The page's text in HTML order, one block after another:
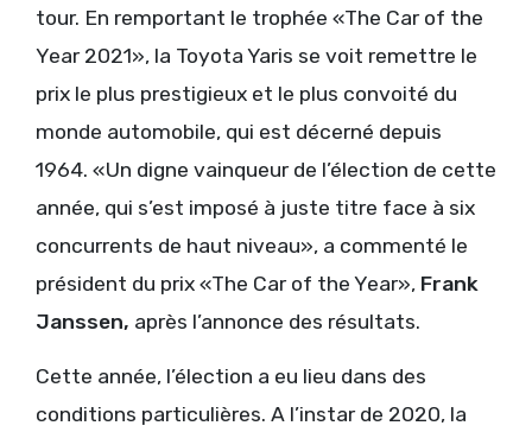
tour. En remportant le trophée «The Car of the
Year 2021», la Toyota Yaris se voit remettre le
prix le plus prestigieux et le plus convoité du
monde automobile, qui est décerné depuis
1964. «Un digne vainqueur de l’élection de cette
année, qui s’est imposé à juste titre face à six
concurrents de haut niveau», a commenté le
président du prix «The Car of the Year», Frank
Janssen, après l’annonce des résultats.
Cette année, l’élection a eu lieu dans des
conditions particulières. A l’instar de 2020, la